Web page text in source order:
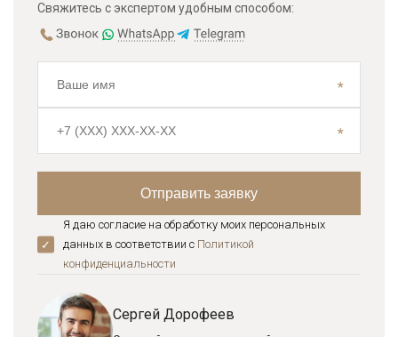
Свяжитесь с экспертом удобным способом:
Я даю согласие на обработку моих персональных
данных в соответствии с Политикой
конфиденциальноcти
Сергей Дорофеев